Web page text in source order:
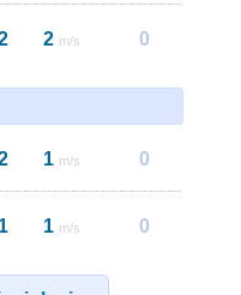
2 m/s 0
1 m/s 0
1 m/s 0